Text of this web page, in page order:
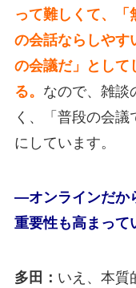
って難しくて、
の会話ならしやす
の会議だ」として
る。 なので、雑談
く、「普段の会議
にしています。
―オンラインだか
重要性も高まって
多田： いえ、本質